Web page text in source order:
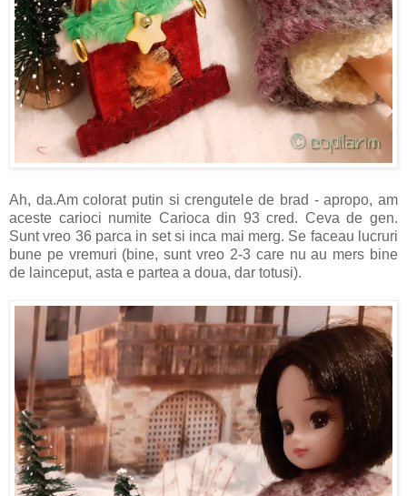
Ah, da.Am colorat putin si crengutele de brad - apropo, am
aceste carioci numite Carioca din 93 cred. Ceva de gen.
Sunt vreo 36 parca in set si inca mai merg. Se faceau lucruri
bune pe vremuri (bine, sunt vreo 2-3 care nu au mers bine
de lainceput, asta e partea a doua, dar totusi).